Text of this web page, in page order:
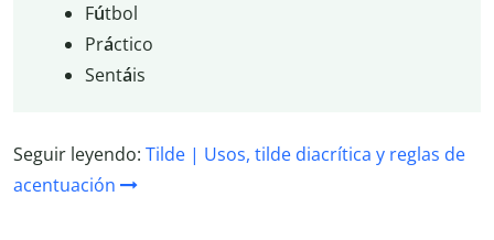
Fútbol
Práctico
Sentáis
Seguir leyendo: Tilde | Usos, tilde diacrítica y reglas de
acentuación